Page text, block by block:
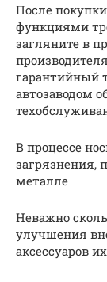
После
функциями
загляните в
гарантийный
автозаводом
В процессе
загрязнения,
металле
Неважно
улучшения
аксессуаров